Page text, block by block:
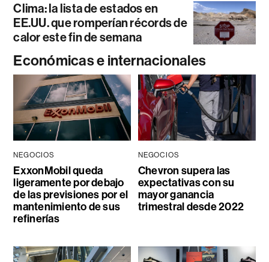
Clima: la lista de estados en
EE.UU. que romperían récords de
calor este fin de semana
Económicas e internacionales
NEGOCIOS
ExxonMobil queda
ligeramente por debajo
de las previsiones por el
mantenimiento de sus
refinerías
NEGOCIOS
Chevron supera las
expectativas con su
mayor ganancia
trimestral desde 2022